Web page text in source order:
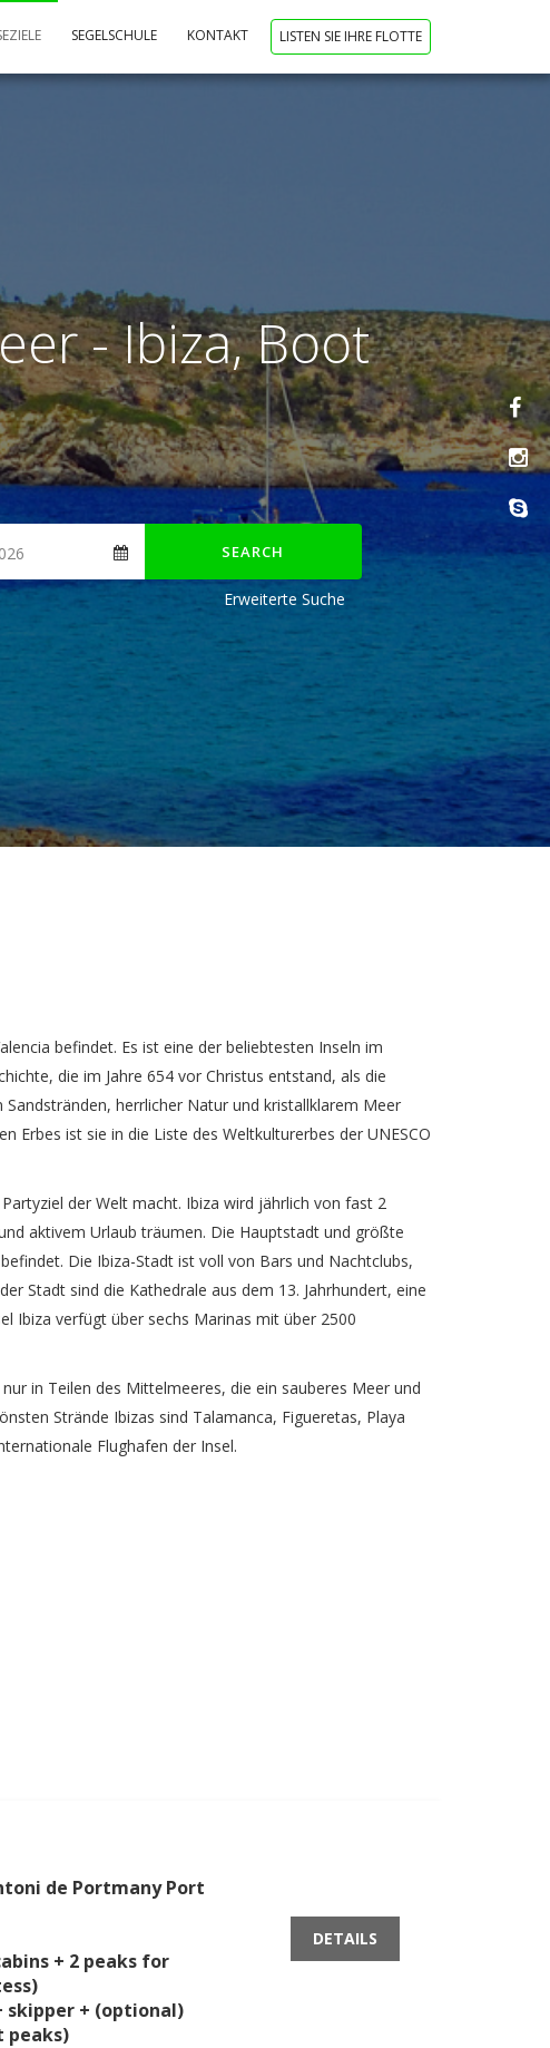
SEGELSCHULE KONTAKT LISTEN SIE IHRE FLOTTE
- Ibiza, Boot
SEARCH
Erweiterte Suche
befindet. Es ist eine der beliebtesten Inseln im
die im Jahre 654 vor Christus entstand, als die
herrlicher Natur und kristallklarem Meer
Erbes ist sie in die Liste des Weltkulturerbes der UNESCO
der Welt macht. Ibiza wird jährlich von fast 2
aktivem Urlaub träumen. Die Hauptstadt und größte
Die Ibiza-Stadt ist voll von Bars und Nachtclubs,
Stadt sind die Kathedrale aus dem 13. Jahrhundert, eine
Ibiza verfügt über sechs Marinas mit über 2500
in Teilen des Mittelmeeres, die ein sauberes Meer und
Strände Ibizas sind Talamanca, Figueretas, Playa
Flughafen der Insel.
de Portmany Port
+ 2 peaks for
skipper + (optional)
peaks)
DETAILS